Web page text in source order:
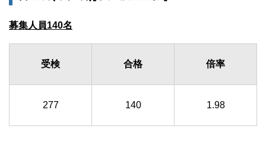
募集人員140名
受検 合格 倍率
277 140 1.98